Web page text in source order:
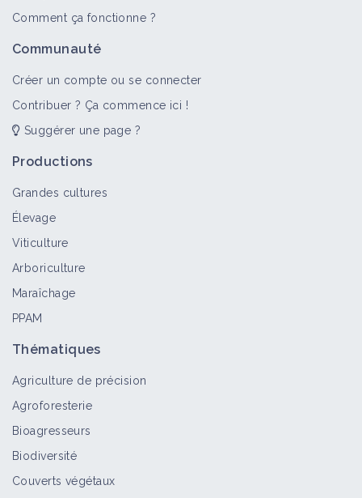
Comment ça fonctionne ?
Communauté
Créer un compte ou se connecter
Contribuer ? Ça commence ici !
Suggérer une page ?
Productions
Grandes cultures
Élevage
Viticulture
Arboriculture
Maraîchage
PPAM
Thématiques
Agriculture de précision
Agroforesterie
Bioagresseurs
Biodiversité
Couverts végétaux